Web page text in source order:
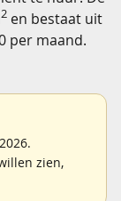
2 en bestaat uit
per maand.
zien,